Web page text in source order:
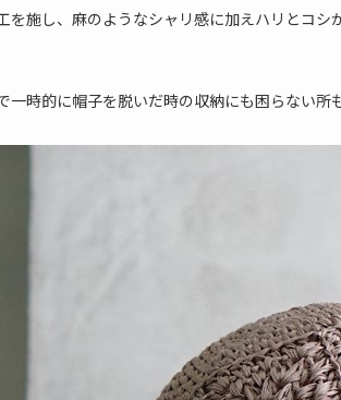
を施し、麻のようなシャリ感に加えハリとコシ
一時的に帽子を脱いだ時の収納にも困らない所